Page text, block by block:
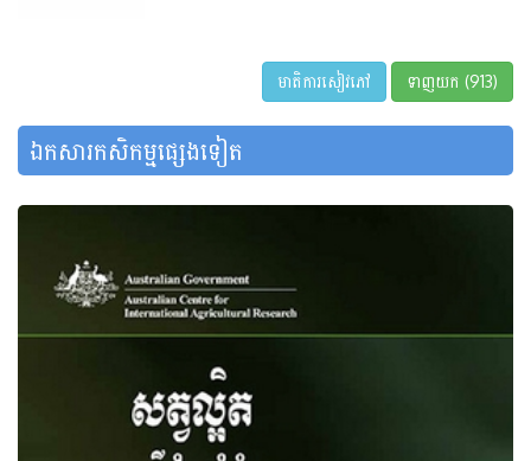
មាតិការសៀវភៅ ទាញយក (913)
ឯកសារកសិកម្មផ្សេងទៀត